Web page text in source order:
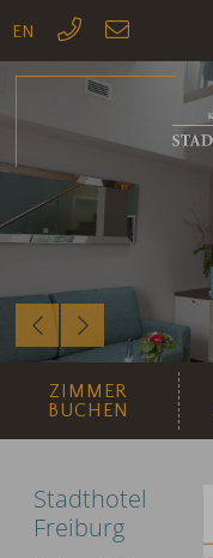
EN
Previous
Next
ZIMMER
BUCHEN
Stadthotel
Freiburg